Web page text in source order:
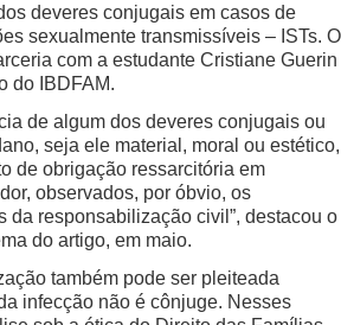
deveres conjugais em casos de
sexualmente transmissíveis – ISTs. O
com a estudante Cristiane Guerin
do IBDFAM.
de algum dos deveres conjugais ou
seja ele material, moral ou estético,
de obrigação ressarcitória em
observados, por óbvio, os
da responsabilização civil”, destacou o
do artigo, em maio.
também pode ser pleiteada
infecção não é cônjuge. Nesses